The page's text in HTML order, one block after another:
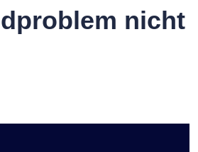
nicht